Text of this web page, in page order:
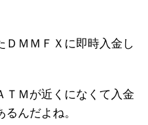
ＤＭＭＦＸに即時入金し
Ｍが近くになくて入金
んだよね。